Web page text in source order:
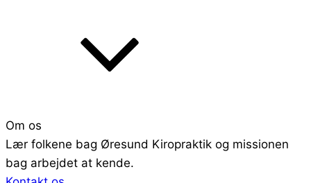
Om os
Lær folkene bag Øresund Kiropraktik og missionen
bag arbejdet at kende.